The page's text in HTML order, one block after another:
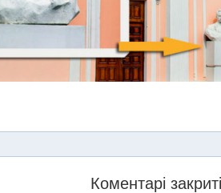
Коментарі